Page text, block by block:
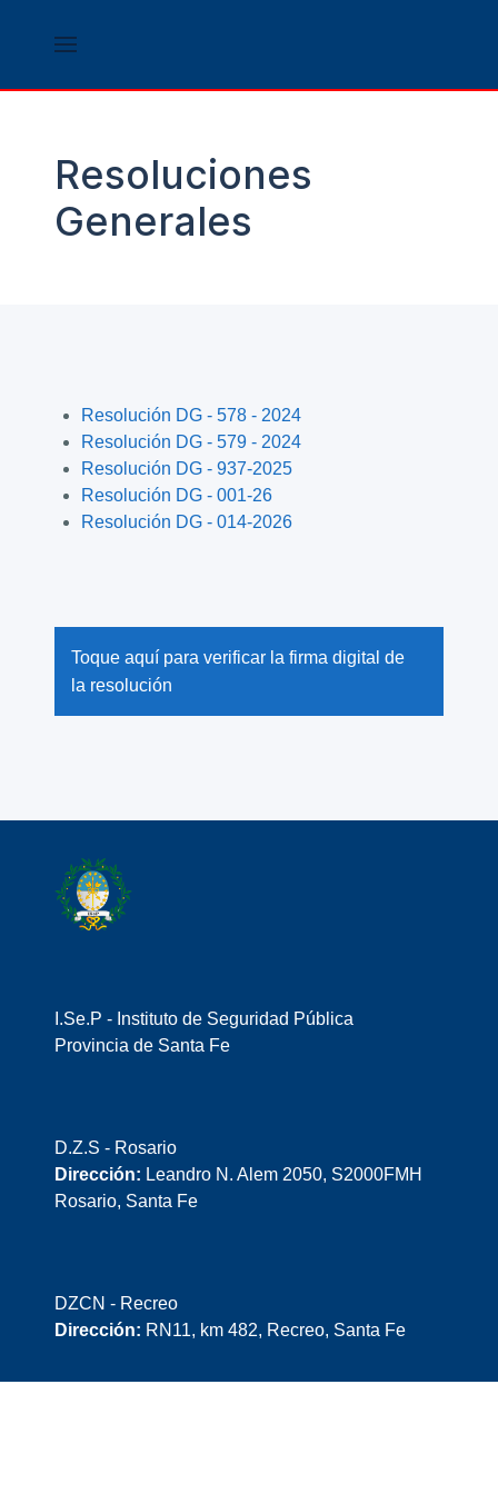
Resoluciones
Generales
Resolución DG - 578 - 2024
Resolución DG - 579 - 2024
Resolución DG - 937-2025
Resolución DG - 001-26
Resolución DG - 014-2026
Toque aquí para verificar la firma digital de
la resolución
I.Se.P - Instituto de Seguridad Pública
Provincia de Santa Fe
D.Z.S - Rosario
Dirección: Leandro N. Alem 2050, S2000FMH
Rosario, Santa Fe
DZCN - Recreo
Dirección: RN11, km 482, Recreo, Santa Fe